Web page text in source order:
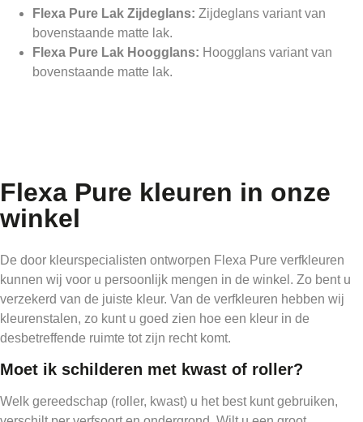
Flexa Pure Lak Zijdeglans: Zijdeglans variant van
bovenstaande matte lak.
Flexa Pure Lak Hoogglans: Hoogglans variant van
bovenstaande matte lak.
Flexa Pure kleuren in onze
winkel
De door kleurspecialisten ontworpen Flexa Pure verfkleuren
kunnen wij voor u persoonlijk mengen in de winkel. Zo bent u
verzekerd van de juiste kleur. Van de verfkleuren hebben wij
kleurenstalen, zo kunt u goed zien hoe een kleur in de
desbetreffende ruimte tot zijn recht komt.
Moet ik schilderen met kwast of roller?
Welk gereedschap (roller, kwast) u het best kunt gebruiken,